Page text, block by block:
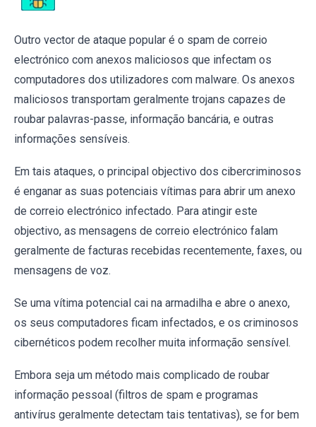
Outro vector de ataque popular é o spam de correio
electrónico com anexos maliciosos que infectam os
computadores dos utilizadores com malware. Os anexos
maliciosos transportam geralmente trojans capazes de
roubar palavras-passe, informação bancária, e outras
informações sensíveis.
Em tais ataques, o principal objectivo dos cibercriminosos
é enganar as suas potenciais vítimas para abrir um anexo
de correio electrónico infectado. Para atingir este
objectivo, as mensagens de correio electrónico falam
geralmente de facturas recebidas recentemente, faxes, ou
mensagens de voz.
Se uma vítima potencial cai na armadilha e abre o anexo,
os seus computadores ficam infectados, e os criminosos
cibernéticos podem recolher muita informação sensível.
Embora seja um método mais complicado de roubar
informação pessoal (filtros de spam e programas
antivírus geralmente detectam tais tentativas), se for bem